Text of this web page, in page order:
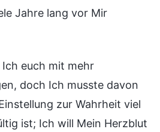
Jahre lang vor Mir
euch mit mehr
doch Ich musste davon
zur Wahrheit viel
ist; Ich will Mein Herzblut